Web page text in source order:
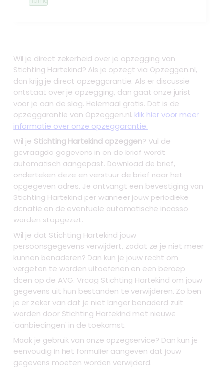
Wil je direct zekerheid over je opzegging van
Stichting Hartekind? Als je opzegt via Opzeggen.nl,
dan krijg je direct opzeggarantie. Als er discussie
ontstaat over je opzegging, dan gaat onze jurist
voor je aan de slag. Helemaal gratis. Dat is de
opzeggarantie van Opzeggen.nl. klik hier voor meer
informatie over onze opzeggarantie.
Wil je Stichting Hartekind opzeggen? Vul de
gevraagde gegevens in en de brief wordt
automatisch aangepast. Download de brief,
onderteken deze en verstuur de brief naar het
opgegeven adres. Je ontvangt een bevestiging van
Stichting Hartekind per wanneer jouw periodieke
donatie en de eventuele automatische incasso
worden stopgezet.
Wil je dat Stichting Hartekind jouw
persoonsgegevens verwijdert, zodat ze je niet meer
kunnen benaderen? Dan kun je jouw recht om
vergeten te worden uitoefenen en een beroep
doen op de AVG. Vraag Stichting Hartekind om jouw
gegevens uit hun bestanden te verwijderen. Zo ben
je er zeker van dat je niet langer benaderd zult
worden door Stichting Hartekind met nieuwe
'aanbiedingen' in de toekomst.
Maak je gebruik van onze opzegservice? Dan kun je
eenvoudig in het formulier aangeven dat jouw
gegevens moeten worden verwijderd.